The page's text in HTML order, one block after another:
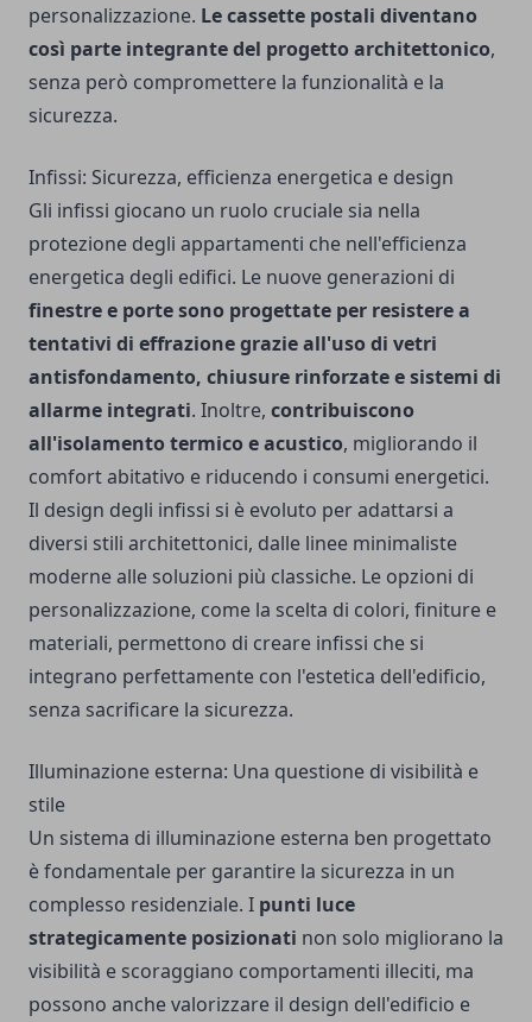
personalizzazione. Le cassette postali diventano
così parte integrante del progetto architettonico,
senza però compromettere la funzionalità e la
sicurezza.
Infissi: Sicurezza, efficienza energetica e design
Gli infissi giocano un ruolo cruciale sia nella
protezione degli appartamenti che nell'efficienza
energetica degli edifici. Le nuove generazioni di
finestre e porte sono progettate per resistere a
tentativi di effrazione grazie all'uso di vetri
antisfondamento, chiusure rinforzate e sistemi di
allarme integrati. Inoltre, contribuiscono
all'isolamento termico e acustico, migliorando il
comfort abitativo e riducendo i consumi energetici.
Il design degli infissi si è evoluto per adattarsi a
diversi stili architettonici, dalle linee minimaliste
moderne alle soluzioni più classiche. Le opzioni di
personalizzazione, come la scelta di colori, finiture e
materiali, permettono di creare infissi che si
integrano perfettamente con l'estetica dell'edificio,
senza sacrificare la sicurezza.
Illuminazione esterna: Una questione di visibilità e
stile
Un sistema di illuminazione esterna ben progettato
è fondamentale per garantire la sicurezza in un
complesso residenziale. I punti luce
strategicamente posizionati non solo migliorano la
visibilità e scoraggiano comportamenti illeciti, ma
possono anche valorizzare il design dell'edificio e